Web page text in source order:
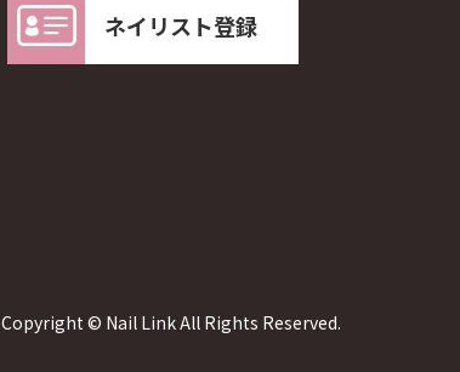
ネイリスト登録
Copyright © Nail Link All Rights Reserved.